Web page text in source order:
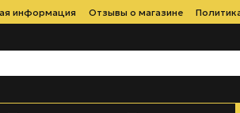
информация Отзывы о магазине